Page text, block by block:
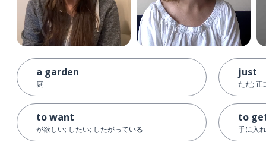
a garden
庭
to want
が欲しい; したい; したがっている
just
ただ; 正
to
手に入